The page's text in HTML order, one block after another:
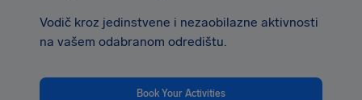
Vodič kroz jedinstvene i nezaobilazne aktivnosti
na vašem odabranom odredištu.
Book Your Activities